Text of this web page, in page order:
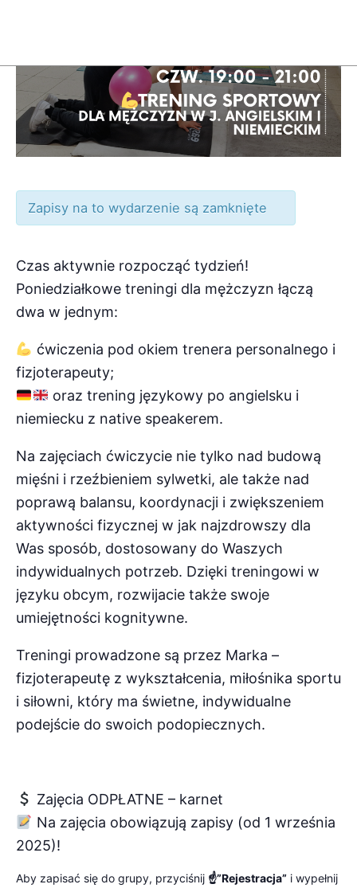
Zapisy na to wydarzenie są zamknięte
Czas aktywnie rozpocząć tydzień!
Poniedziałkowe treningi dla mężczyzn łączą
dwa w jednym:
ćwiczenia pod okiem trenera personalnego i
fizjoterapeuty;
oraz trening językowy po angielsku i
niemiecku z native speakerem.
Na zajęciach ćwiczycie nie tylko nad budową
mięśni i rzeźbieniem sylwetki, ale także nad
poprawą balansu, koordynacji i zwiększeniem
aktywności fizycznej w jak najzdrowszy dla
Was sposób, dostosowany do Waszych
indywidualnych potrzeb. Dzięki treningowi w
języku obcym, rozwijacie także swoje
umiejętności kognitywne.
Treningi prowadzone są przez Marka –
fizjoterapeutę z wykształcenia, miłośnika sportu
i siłowni, który ma świetne, indywidualne
podejście do swoich podopiecznych.
Zajęcia ODPŁATNE – karnet
Na zajęcia obowiązują zapisy (od 1 września
2025)!
Aby zapisać się do grupy, przyciśnij ☝️”Rejestracja” i wypełnij